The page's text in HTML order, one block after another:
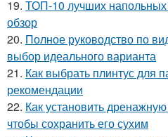
19. ТОП-10 лучших напольных
обзор
20. Полное руководство по
выбор идеального варианта
21. Как выбрать плинтус для
рекомендации
22. Как установить
чтобы сохранить его сухим